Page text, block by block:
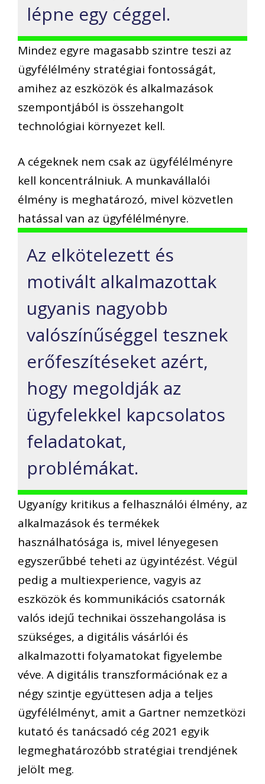
lépne egy céggel.
Mindez egyre magasabb szintre teszi az
ügyfélélmény stratégiai fontosságát,
amihez az eszközök és alkalmazások
szempontjából is összehangolt
technológiai környezet kell.
A cégeknek nem csak az ügyfélélményre
kell koncentrálniuk. A munkavállalói
élmény is meghatározó, mivel közvetlen
hatással van az ügyfélélményre.
Az elkötelezett és
motivált alkalmazottak
ugyanis nagyobb
valószínűséggel tesznek
erőfeszítéseket azért,
hogy megoldják az
ügyfelekkel kapcsolatos
feladatokat,
problémákat.
Ugyanígy kritikus a felhasználói élmény, az
alkalmazások és termékek
használhatósága is, mivel lényegesen
egyszerűbbé teheti az ügyintézést. Végül
pedig a multiexperience, vagyis az
eszközök és kommunikációs csatornák
valós idejű technikai összehangolása is
szükséges, a digitális vásárlói és
alkalmazotti folyamatokat figyelembe
véve. A digitális transzformációnak ez a
négy szintje együttesen adja a teljes
ügyfélélményt, amit a Gartner nemzetközi
kutató és tanácsadó cég 2021 egyik
legmeghatározóbb stratégiai trendjének
jelölt meg.